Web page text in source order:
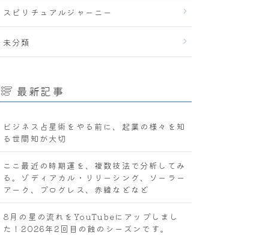
スピリチュアルジャーニー
未分類
最新記事
ビジネス占星術をやる前に、起業の様々を知
る世間知が大切
ここ最近の時期運を、複数技法で分析してみ
る。ゾディアカル・リリーシング、ソーラー
アーク、プログレス、赤緯などなど
8月の星の流れをYouTubeにアップしまし
た！2026年2回目の蝕のシーズンです。